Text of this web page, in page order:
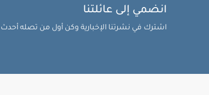
انضمي إلى عائلتنا
اشترك في نشرتنا الإخبارية وكن أول من تصله أحدث